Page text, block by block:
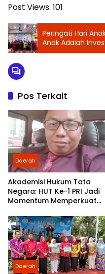
Post Views: 101
Peringati Hari
Anak Adalah
Pos Terkait
Daerah
Akademisi Hukum Tata
Negara: HUT Ke-1 PRI Jadi
Momentum Memperkuat
Pengabdian kepada
Rakyat
Daerah